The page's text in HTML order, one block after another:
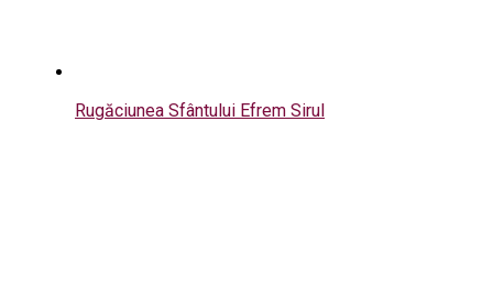
Rugăciunea Sfântului Efrem Sirul